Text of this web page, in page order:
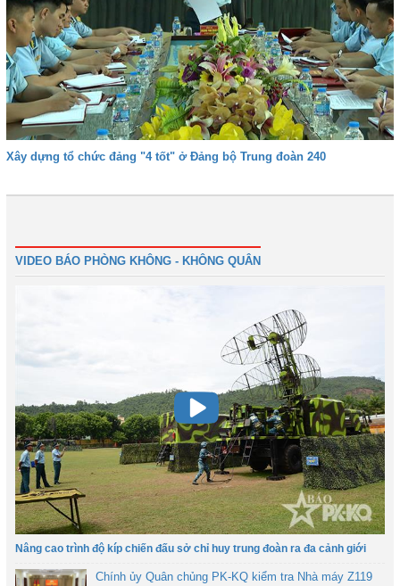
Xây dựng tổ chức đảng "4 tốt" ở Đảng bộ Trung đoàn 240
VIDEO BÁO PHÒNG KHÔNG - KHÔNG QUÂN
Nâng cao trình độ kíp chiến đấu sở chỉ huy trung đoàn ra đa cảnh giới
Chính ủy Quân chủng PK-KQ kiểm tra Nhà máy Z119